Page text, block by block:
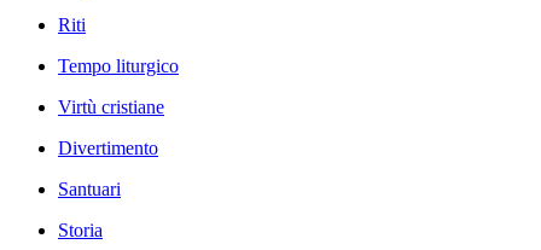
Riti
Tempo liturgico
Virtù cristiane
Divertimento
Santuari
Storia